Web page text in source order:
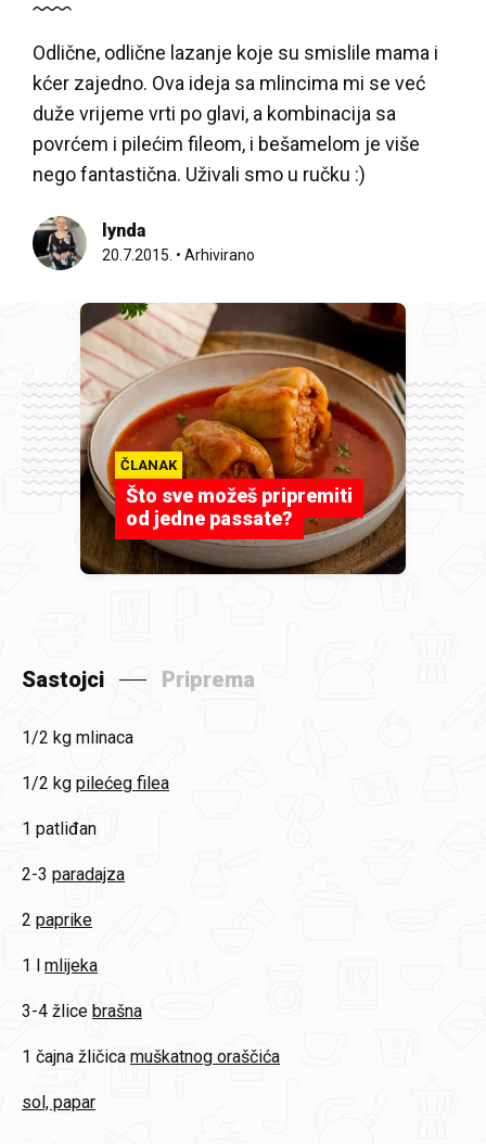
Odlične, odlične lazanje koje su smislile mama i
kćer zajedno. Ova ideja sa mlincima mi se već
duže vrijeme vrti po glavi, a kombinacija sa
povrćem i pilećim fileom, i bešamelom je više
nego fantastična. Uživali smo u ručku :)
lynda
20.7.2015. • Arhivirano
ČLANAK
Što sve možeš pripremiti
od jedne passate?
Sastojci Priprema
1/2 kg mlinaca
1/2 kg pilećeg filea
1 patliđan
2-3 paradajza
2 paprike
1 l mlijeka
3-4 žlice brašna
1 čajna žličica muškatnog oraščića
sol, papar